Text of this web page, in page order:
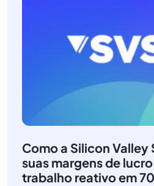
Como a Silicon Valley
suas margens de
trabalho reativo em